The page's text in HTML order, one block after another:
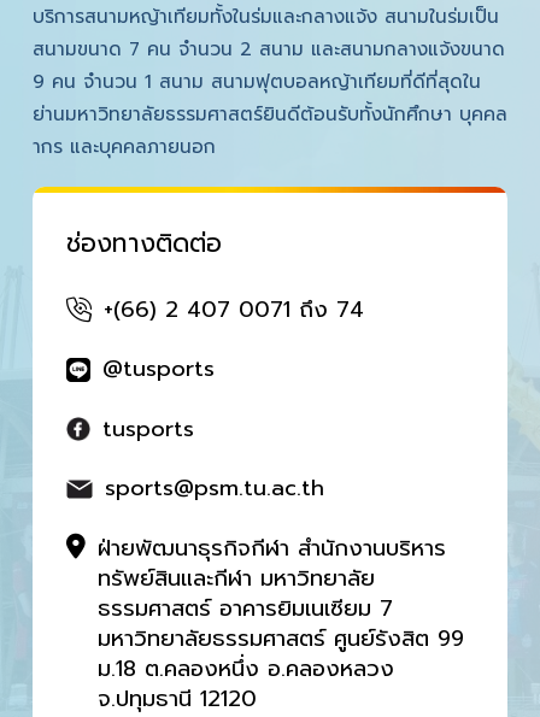
บริการสนามหญ้าเทียมทั้งในร่มและกลางแจ้ง สนามในร่มเป็น
สนามขนาด 7 คน จำนวน 2 สนาม และสนามกลางแจ้งขนาด
9 คน จำนวน 1 สนาม สนามฟุตบอลหญ้าเทียมที่ดีที่สุดใน
ย่านมหาวิทยาลัยธรรมศาสตร์ยินดีต้อนรับทั้งนักศึกษา บุคคล
ากร และบุคคลภายนอก
ช่องทางติดต่อ
+(66) 2 407 0071 ถึง 74
@tusports
tusports
sports@psm.tu.ac.th
ฝ่ายพัฒนาธุรกิจกีฬา สำนักงานบริหาร
ทรัพย์สินและกีฬา มหาวิทยาลัย
ธรรมศาสตร์ อาคารยิมเนเซียม 7
มหาวิทยาลัยธรรมศาสตร์ ศูนย์รังสิต 99
ม.18 ต.คลองหนึ่ง อ.คลองหลวง
จ.ปทุมธานี 12120